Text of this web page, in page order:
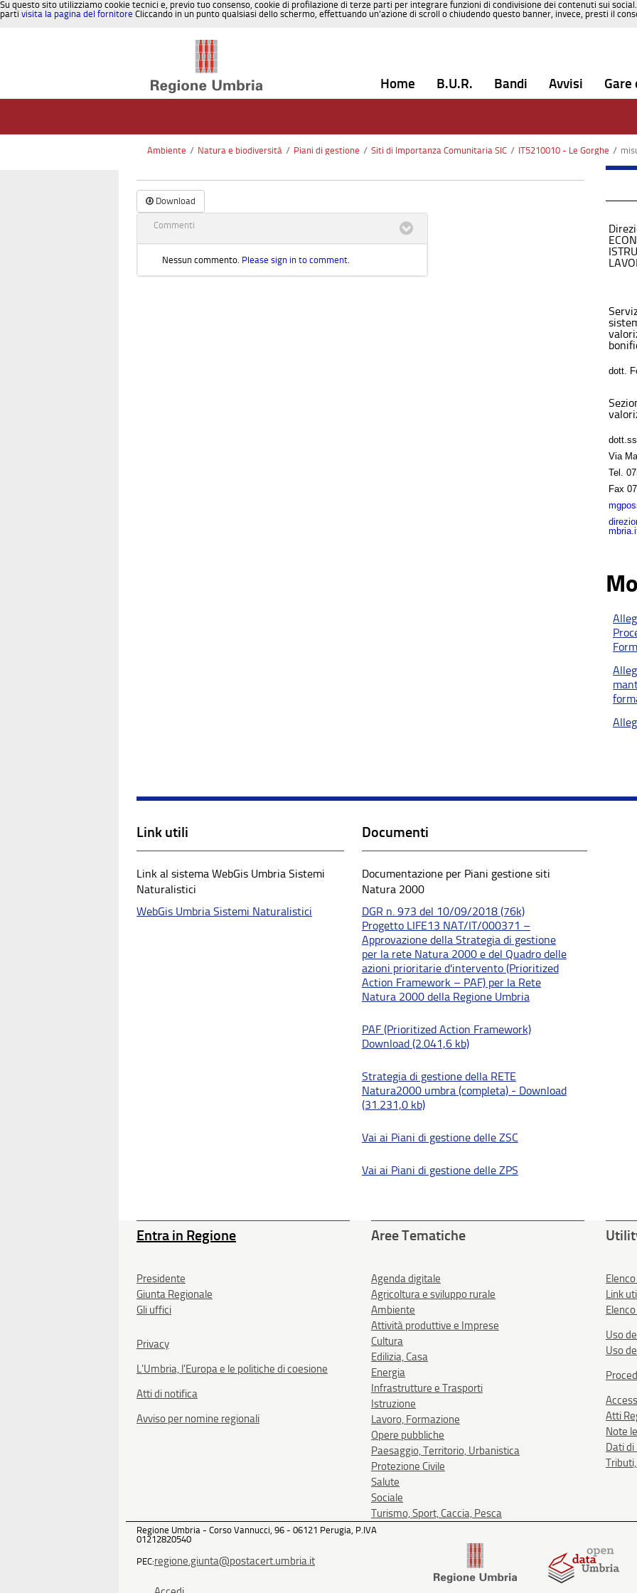
Su questo sito utilizziamo cookie tecnici e, previo tuo consenso, cookie di profilazione di terze parti per integrare funzioni di condivisione dei contenuti sui
parti visita la pagina del fornitore Cliccando in un punto qualsiasi dello schermo, effettuando un’azione di scroll o chiudendo questo banner, invece, presti il
Home B.U.R. Bandi Avvisi Gare
Ambiente / Natura e biodiversità / Piani di gestione / Siti di Importanza Comunitaria SIC / IT5210010 - Le Gorghe /
Download
Commenti
Nessun commento. Please sign in to comment.
dott.
Via
Tel.
Fax
Link utili
Link al sistema WebGis Umbria Sistemi
Naturalistici
WebGis Umbria Sistemi Naturalistici
Documenti
Documentazione per Piani gestione siti
Natura 2000
DGR n. 973 del 10/09/2018 (76k)
Progetto LIFE13 NAT/IT/000371 –
Approvazione della Strategia di gestione
per la rete Natura 2000 e del Quadro delle
azioni prioritarie d'intervento (Prioritized
Action Framework – PAF) per la Rete
Natura 2000 della Regione Umbria
PAF (Prioritized Action Framework)
Download (2.041,6 kb)
Strategia di gestione della RETE
Natura2000 umbra (completa) - Download
(31.231,0 kb)
Vai ai Piani di gestione delle ZSC
Vai ai Piani di gestione delle ZPS
Entra in Regione
Presidente
Giunta Regionale
Gli uffici
Privacy
L'Umbria, l'Europa e le politiche di coesione
Atti di notifica
Avviso per nomine regionali
Aree Tematiche
Agenda digitale
Agricoltura e sviluppo rurale
Ambiente
Attività produttive e Imprese
Cultura
Edilizia, Casa
Energia
Infrastrutture e Trasporti
Istruzione
Lavoro, Formazione
Opere pubbliche
Paesaggio, Territorio, Urbanistica
Protezione Civile
Salute
Sociale
Turismo, Sport, Caccia, Pesca
Link
Uso
Uso
Atti
Note
Dati
Regione Umbria - Corso Vannucci, 96 - 06121 Perugia, P.IVA
01212820540
PEC:regione.giunta@postacert.umbria.it